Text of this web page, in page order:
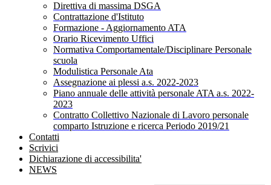
Direttiva di massima DSGA
Contrattazione d'Istituto
Formazione - Aggiornamento ATA
Orario Ricevimento Uffici
Normativa Comportamentale/Disciplinare Personale
scuola
Modulistica Personale Ata
Assegnazione ai plessi a.s. 2022-2023
Piano annuale delle attività personale ATA a.s. 2022-
2023
Contratto Collettivo Nazionale di Lavoro personale
comparto Istruzione e ricerca Periodo 2019/21
Contatti
Scrivici
Dichiarazione di accessibilita'
NEWS